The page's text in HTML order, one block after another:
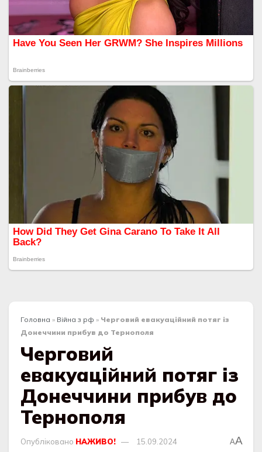
Головна » Війна з рф » Черговий евакуаційний потяг із
Донеччини прибув до Тернополя
Черговий
евакуаційний потяг із
Донеччини прибув до
Тернополя
Опубліковано НАЖИВО! 15.09.2024 AA